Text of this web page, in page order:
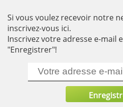
Si vous voulez recevoir notre
inscrivez-vous ici.
Inscrivez votre adresse e-mail
"Enregistrer"!